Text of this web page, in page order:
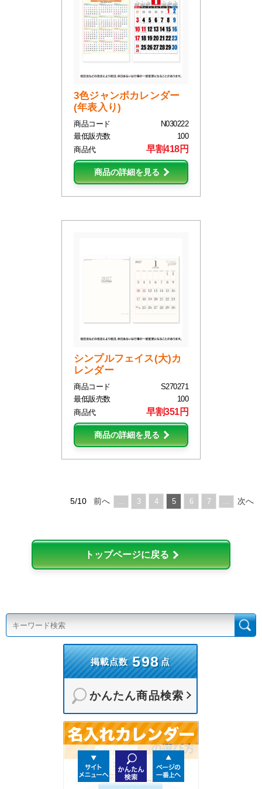
3色ジャンボカレンダー
(年表入り)
商品コード
N030222
最低販売数
100
商品代
早割418円
商品の詳細を見る
シンプルフェイス(大)カ
レンダー
商品コード
S270271
最低販売数
100
商品代
早割351円
商品の詳細を見る
5/10 前へ ... 3 4 5 6 7 ... 次へ
トップページに戻る
掲載点数 598点
かんたん商品検索